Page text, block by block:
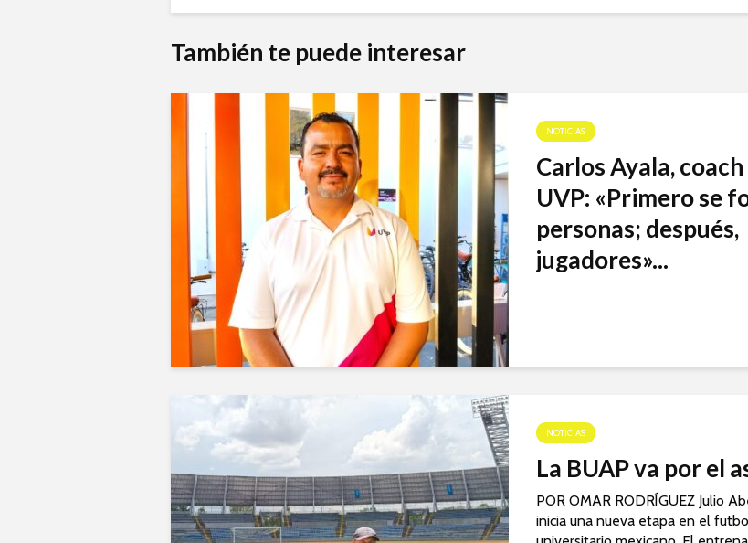
También te puede interesar
NOTICIAS
Carlos Ayala,
UVP: «Primero se
personas; después,
jugadores»...
NOTICIAS
La BUAP va por el
POR OMAR RODRÍGUEZ Julio
inicia una nueva etapa en el